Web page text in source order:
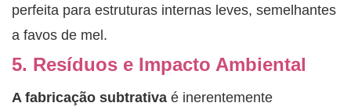
perfeita para estruturas internas leves, semelhantes
a favos de mel.
5. Resíduos e Impacto Ambiental
A fabricação subtrativa é inerentemente